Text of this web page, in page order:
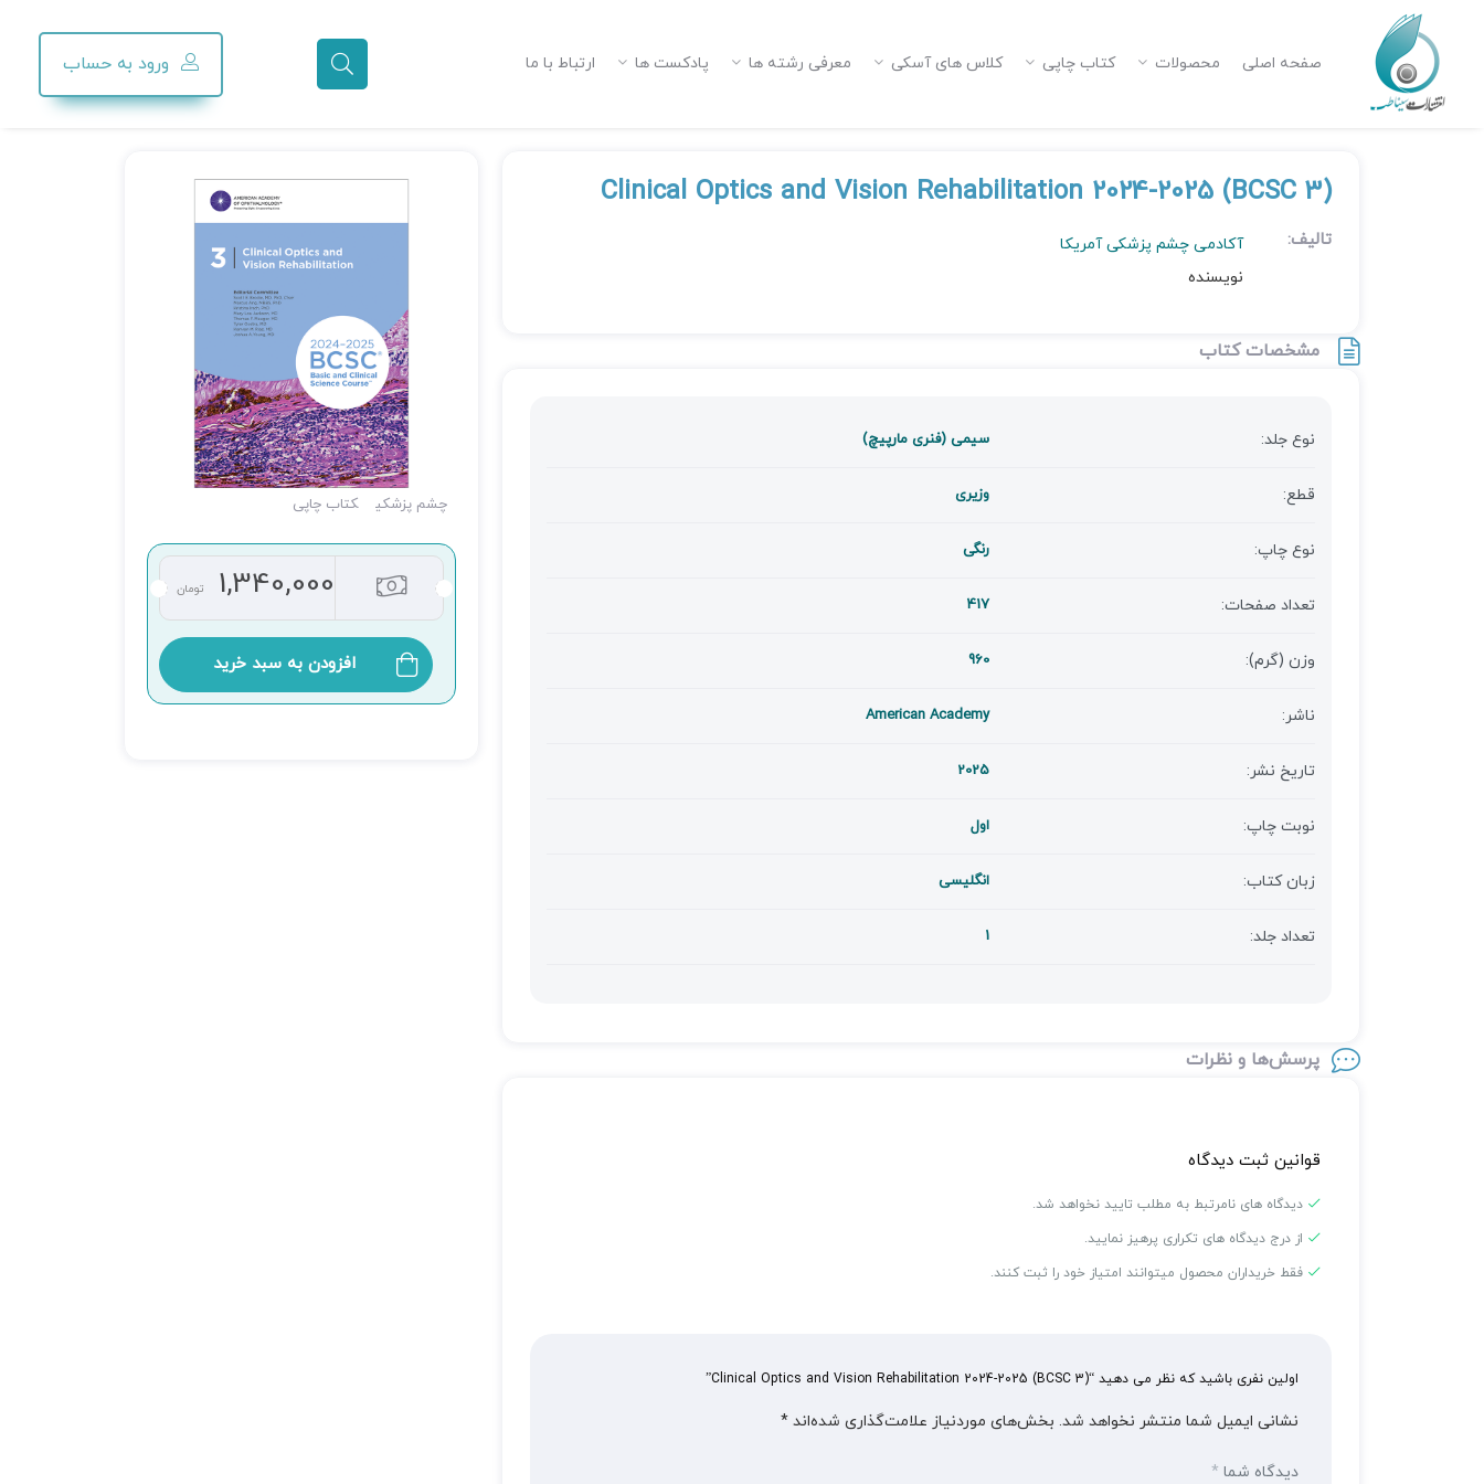
صفحه اصلی محصولات کتاب چاپی کلاس های آسکی معرفی رشته ها پادکست ها ارتباط با ما ورود به حساب
Clinical Optics and Vision Rehabilitation 2024-2025 (BCSC 3)
تالیف:
آکادمی چشم پزشکی آمریکا
نویسنده
مشخصات کتاب
نوع جلد: سیمی (فنری مارپیچ)
قطع: وزیری
نوع چاپ: رنگی
تعداد صفحات: 417
وزن (گرم): 960
ناشر: American Academy
تاریخ نشر: 2025
نوبت چاپ: اول
زبان کتاب: انگلیسی
تعداد جلد: 1
پرسش‌ها و نظرات
قوانین ثبت دیدگاه
دیدگاه های نامرتبط به مطلب تایید نخواهد شد.
از درج دیدگاه های تکراری پرهیز نمایید.
فقط خریداران محصول میتوانند امتیاز خود را ثبت کنند.
اولین نفری باشید که نظر می دهید “Clinical Optics and Vision Rehabilitation 2024-2025 (BCSC 3)”
نشانی ایمیل شما منتشر نخواهد شد. بخش‌های موردنیاز علامت‌گذاری شده‌اند *
دیدگاه شما *
چشم پزشکی کتاب چاپی
1,340,000 تومان
افزودن به سبد خرید